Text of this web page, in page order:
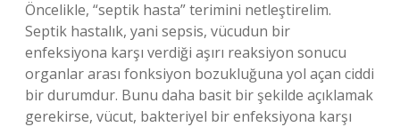
Öncelikle, “septik hasta” terimini netleştirelim.
Septik hastalık, yani sepsis, vücudun bir
enfeksiyona karşı verdiği aşırı reaksiyon sonucu
organlar arası fonksiyon bozukluğuna yol açan ciddi
bir durumdur. Bunu daha basit bir şekilde açıklamak
gerekirse, vücut, bakteriyel bir enfeksiyona karşı